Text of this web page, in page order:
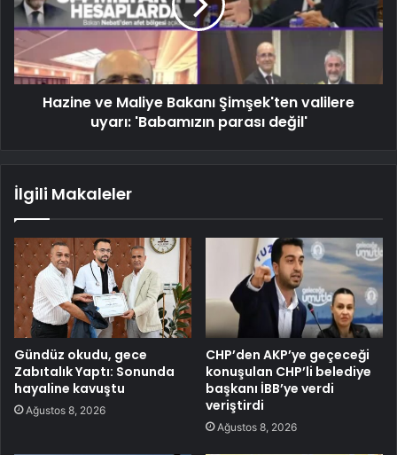
Hazine ve Maliye Bakanı Şimşek'ten valilere
uyarı: 'Babamızın parası değil'
İlgili Makaleler
Gündüz okudu, gece
Zabıtalık Yaptı: Sonunda
hayaline kavuştu
Ağustos 8, 2026
CHP’den AKP’ye geçeceği
konuşulan CHP’li belediye
başkanı İBB’ye verdi
veriştirdi
Ağustos 8, 2026